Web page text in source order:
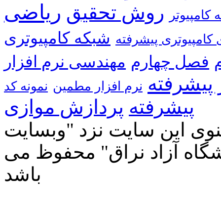
کامپیوتر روش تحقیق ریاضی
پیشرفته شبکه کامپیوتری
فصل چهارم مهندسی نرم افزار
نرم افزار مطمین
پیشرفته پردازش موازی
این سایت نزد "وبسایت
آزاد نراق" محفوظ می
باشد